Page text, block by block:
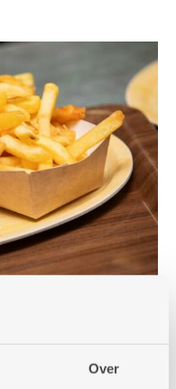
Over